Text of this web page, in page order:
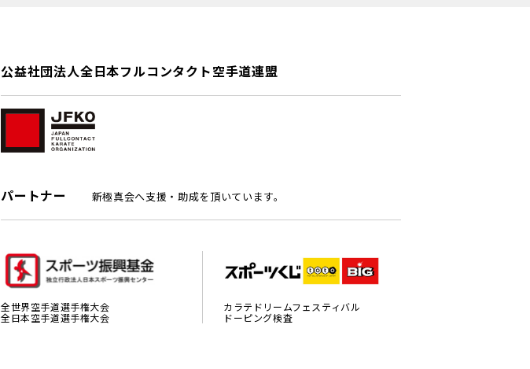
公益社団法人全日本フルコンタクト空手道連盟
パートナー 新極真会へ支援・助成を頂いています。
全世界空手道選手権大会
全日本空手道選手権大会
カラテドリームフェスティバル
ドーピング検査